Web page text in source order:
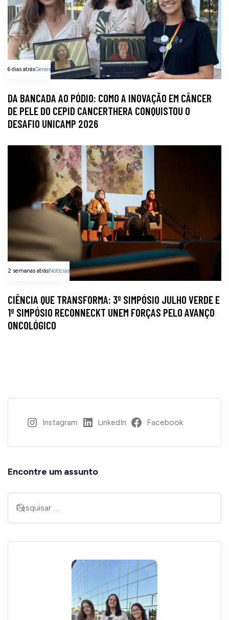
6 dias atrásGerais
DA BANCADA AO PÓDIO: COMO A INOVAÇÃO EM CÂNCER
DE PELE DO CEPID CANCERTHERA CONQUISTOU O
DESAFIO UNICAMP 2026
2 semanas atrásNotícias
CIÊNCIA QUE TRANSFORMA: 3º SIMPÓSIO JULHO VERDE E
1º SIMPÓSIO RECONNECKT UNEM FORÇAS PELO AVANÇO
ONCOLÓGICO
Instagram LinkedIn Facebook
Encontre um assunto